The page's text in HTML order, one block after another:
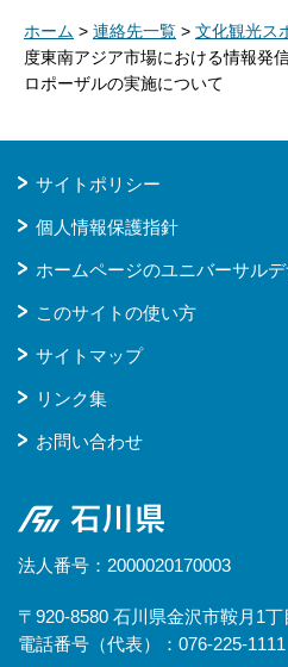
ホーム > 連絡先一覧 > 文化観光ス
度東南アジア市場における情報発
ロポーザルの実施について
サイトポリシー
個人情報保護指針
ホームページのユニバーサル
このサイトの使い方
サイトマップ
リンク集
お問い合わせ
石川県
法人番号：2000020170003
〒920-8580 石川県金沢市鞍月1
電話番号（代表）：076-225-1111